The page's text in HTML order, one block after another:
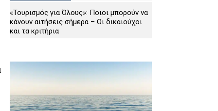
«Τουρισμός για Όλους»: Ποιοι μπορούν να
κάνουν αιτήσεις σήμερα – Οι δικαιούχοι
και τα κριτήρια
Φωτιά σε εγκαταλελειμμένο κτίριο στην
Συνελήφθησαν τέσσερις νεαροί για